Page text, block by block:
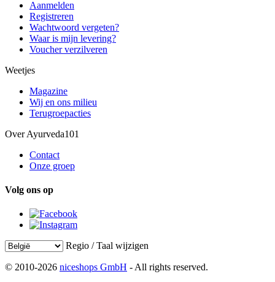
Aanmelden
Registreren
Wachtwoord vergeten?
Waar is mijn levering?
Voucher verzilveren
Weetjes
Magazine
Wij en ons milieu
Terugroepacties
Over Ayurveda101
Contact
Onze groep
Volg ons op
Regio / Taal wijzigen
© 2010-2026 niceshops GmbH - All rights reserved.